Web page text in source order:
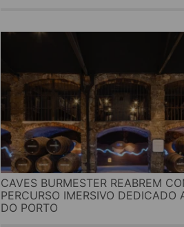
CAVES BURMESTER REABREM
PERCURSO IMERSIVO DEDICADO
DO PORTO